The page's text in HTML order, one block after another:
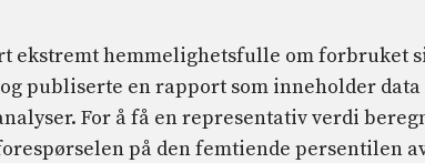
ekstremt hemmelighetsfulle om forbruket
publiserte en rapport som inneholder data
For å få en representativ verdi
på den femtiende persentilen